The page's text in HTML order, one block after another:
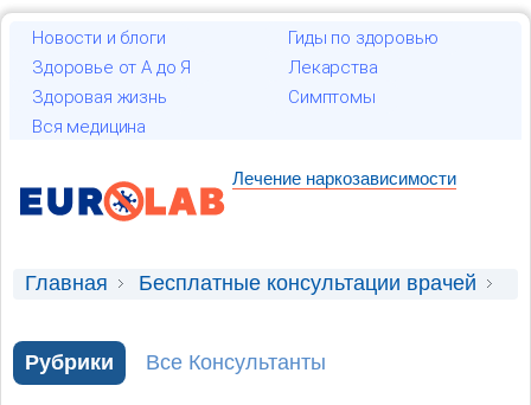
Новости и блоги
Гиды по здоровью
Здоровье от А до Я
Лекарства
Здоровая жизнь
Симптомы
Вся медицина
Лечение наркозависимости
Главная
Бесплатные консультации врачей
Рубрики
Все Консультанты